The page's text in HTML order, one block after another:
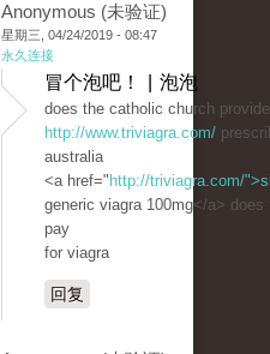
Anonymous (未验证)
星期三, 04/24/2019 - 08:47
永久连接
冒个泡吧！ | 泡泡
does the catholic church
http://www.triviagra.com/
australia
<a href=" http://triviagra.com/
generic viagra 100mg</a> does
pay
for viagra
回复